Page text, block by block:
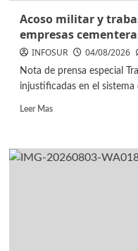
Acoso militar y
empresas
INFOSUR 04/08/2026
Nota de prensa especial
injustificadas en el sistema
Leer Mas